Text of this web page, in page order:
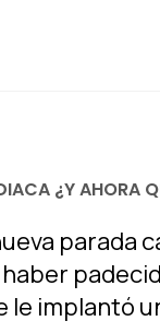
¿Y AHORA
parada
le implantó